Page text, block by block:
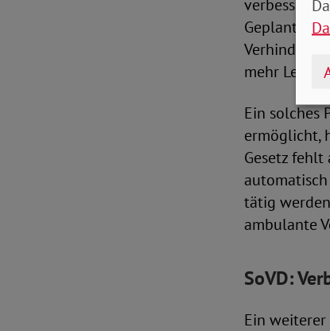
verbessern
Geplant ist
mehr
Ein solches
ermöglicht,
Gesetz
tätig
ambulante
SoVD:
Ein